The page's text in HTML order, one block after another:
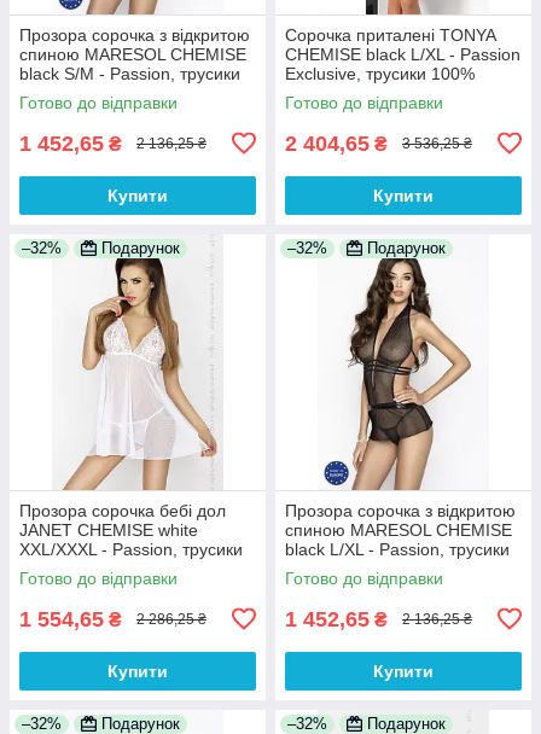
Прозора сорочка з відкритою
спиною MARESOL CHEMISE
black S/M - Passion, трусики
100% Анонімності
Готово до відправки
1 452,65 ₴ 2 136,25 ₴
Купити
Сорочка приталені TONYA
CHEMISE black L/XL - Passion
Exclusive, трусики 100%
Анонімності
Готово до відправки
2 404,65 ₴ 3 536,25 ₴
Купити
–32% Подарунок
Прозора сорочка бебі дол
JANET CHEMISE white
XXL/XXXL - Passion, трусики
100% Анонімності
Готово до відправки
1 554,65 ₴ 2 286,25 ₴
Купити
–32% Подарунок
Прозора сорочка з відкритою
спиною MARESOL CHEMISE
black L/XL - Passion, трусики
100% Анонімності
Готово до відправки
1 452,65 ₴ 2 136,25 ₴
Купити
–32% Подарунок –32% Подарунок